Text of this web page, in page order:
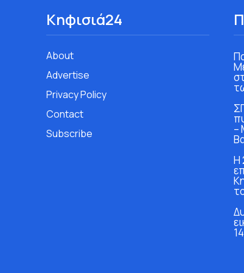
Κηφισιά24
About
Advertise
Privacy Policy
Contact
Subscribe
–
Η